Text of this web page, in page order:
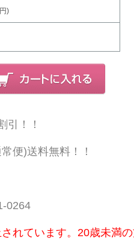
)
引！！
便)送料無料！！
0264
れています。20歳未満の